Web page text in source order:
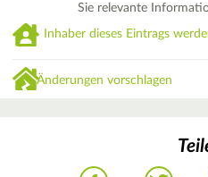
Sie relevante
Inhaber dieses Eintrags
Änderungen vorschlagen